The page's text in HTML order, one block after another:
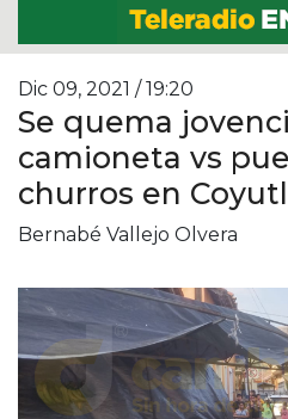
Dic 09, 2021 / 19:20
Se quema
camioneta vs
churros en
Bernabé Vallejo Olvera